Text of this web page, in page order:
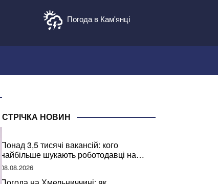
Погода в Кам'янці
СТРІЧКА НОВИН
Понад 3,5 тисячі вакансій: кого
найбільше шукають роботодавці на
Хмельниччині
08.08.2026